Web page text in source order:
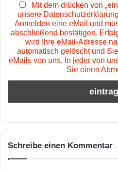
Mit dem drücken von
unsere
Anmelden eine eMail und
abschließend bestätigen.
wird Ihre eMail-Adresse
automatisch gelöscht und
eMails von uns. In jeder von
Sie einen
Schreibe einen Kommentar